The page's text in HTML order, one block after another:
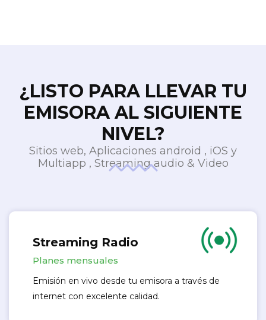
¿LISTO PARA LLEVAR TU
EMISORA AL SIGUIENTE
NIVEL?
Sitios web, Aplicaciones android , iOS y
Multiapp , Streaming audio & Video
Streaming Radio
Planes mensuales
Emisión en vivo desde tu emisora a través de
internet con excelente calidad.